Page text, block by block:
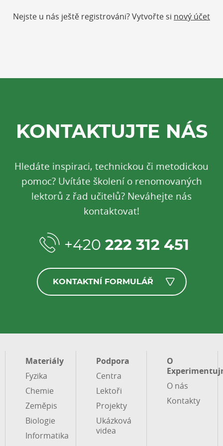
Nejste u nás ještě registrováni? Vytvořte si nový účet
KONTAKTUJTE NÁS
Hledáte inspiraci, technickou či metodickou
pomoc? Uvítáte školení o renomovaných
lektorů z řad učitelů? Neváhejte nás
kontaktovat!
+420 222 312 451
KONTAKTNÍ FORMULÁŘ
Materiály
Fyzika
Chemie
Zeměpis
Biologie
Informatika
Podpora
Centra
Lektoři
Projekty
Ukázková
videa
O
O nás
Kontakty